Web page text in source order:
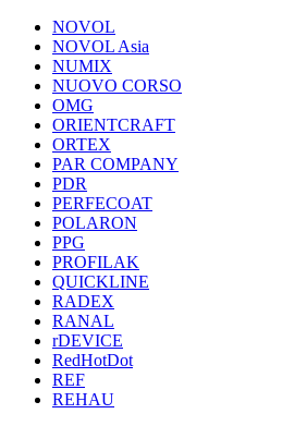
NOVOL
NOVOL Asia
NUMIX
NUOVO CORSO
OMG
ORIENTCRAFT
ORTEX
PAR COMPANY
PDR
PERFECOAT
POLARON
PPG
PROFILAK
QUICKLINE
RADEX
RANAL
rDEVICE
RedHotDot
REF
REHAU